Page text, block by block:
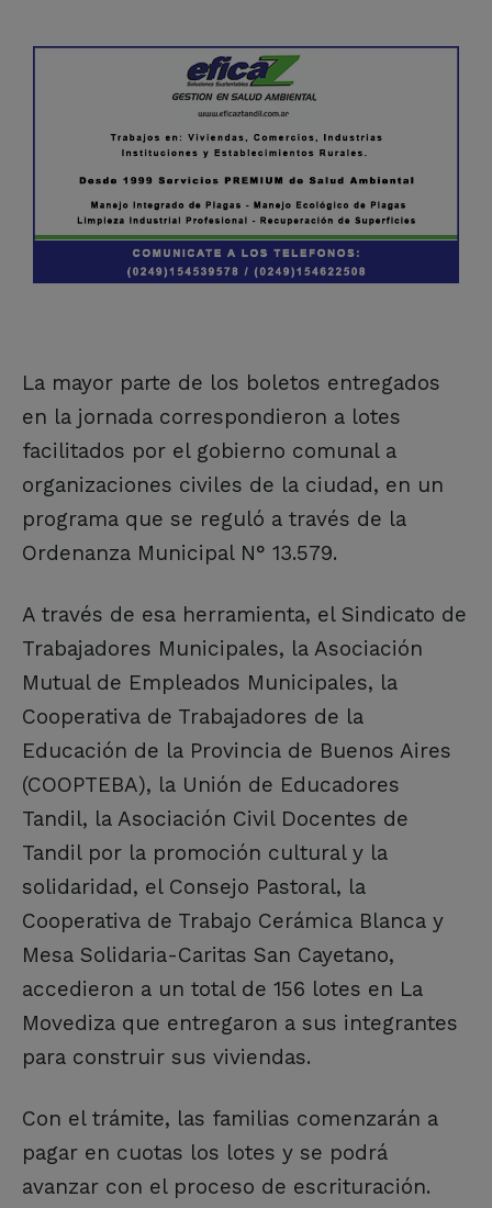
La mayor parte de los boletos entregados
en la jornada correspondieron a lotes
facilitados por el gobierno comunal a
organizaciones civiles de la ciudad, en un
programa que se reguló a través de la
Ordenanza Municipal N° 13.579.
A través de esa herramienta, el Sindicato de
Trabajadores Municipales, la Asociación
Mutual de Empleados Municipales, la
Cooperativa de Trabajadores de la
Educación de la Provincia de Buenos Aires
(COOPTEBA), la Unión de Educadores
Tandil, la Asociación Civil Docentes de
Tandil por la promoción cultural y la
solidaridad, el Consejo Pastoral, la
Cooperativa de Trabajo Cerámica Blanca y
Mesa Solidaria-Caritas San Cayetano,
accedieron a un total de 156 lotes en La
Movediza que entregaron a sus integrantes
para construir sus viviendas.
Con el trámite, las familias comenzarán a
pagar en cuotas los lotes y se podrá
avanzar con el proceso de escrituración.